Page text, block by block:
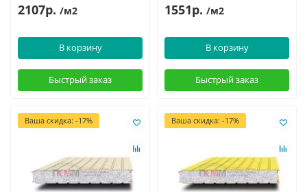
2107р. /м2
В корзину
Быстрый заказ
1551р. /м2
В корзину
Быстрый заказ
Ваша скидка: -17% Ваша скидка: -17%